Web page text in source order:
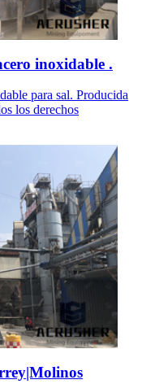
inoxidable .
para sal. Producida
los derechos